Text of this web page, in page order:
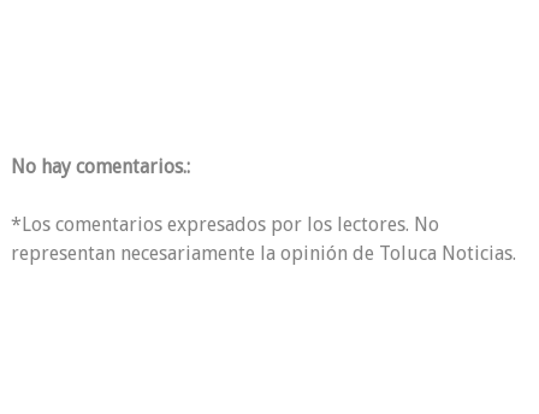
No hay comentarios.:
*Los comentarios expresados por los lectores. No
representan necesariamente la opinión de Toluca Noticias.